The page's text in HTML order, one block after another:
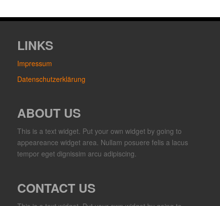
LINKS
Impressum
Datenschutzerklärung
ABOUT US
This is a text widget. Put your own widget by going to
appeareance widget area. Nullam posuere felis a lacus
tempor eget dignissim arcu adipiscing.
CONTACT US